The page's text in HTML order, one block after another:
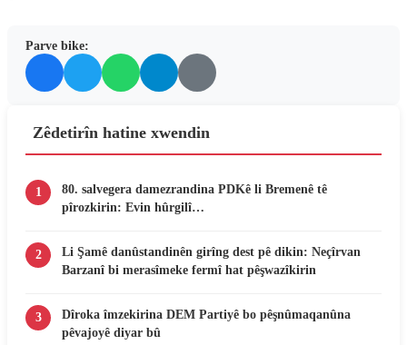
Parve bike:
Zêdetirîn hatine xwendin
1
80. salvegera damezrandina PDKê li Bremenê tê
pîrozkirin: Evin hûrgilî…
2
Li Şamê danûstandinên girîng dest pê dikin: Neçîrvan
Barzanî bi merasîmeke fermî hat pêşwazîkirin
3
Dîroka îmzekirina DEM Partiyê bo pêşnûmaqanûna
pêvajoyê diyar bû